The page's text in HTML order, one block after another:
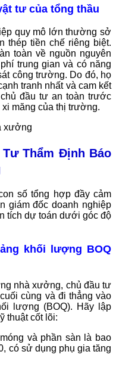
tư của tổng thầu
quy mô lớn thường sở
thép tiền chế riêng biệt.
toàn về nguồn nguyên
trung gian và có năng
công trường. Do đó, họ
tranh nhất và cam kết
đầu tư an toàn trước
măng của thị trường.
Thẩm Định Báo
số tổng hợp đầy cảm
giám đốc doanh nghiệp
tích dự toán dưới góc độ
khối lượng BOQ
nhà xưởng, chủ đầu tư
cùng và đi thẳng vào
lượng (BOQ). Hãy lập
thuật cốt lõi:
và phần sàn là bao
có sử dụng phụ gia tăng